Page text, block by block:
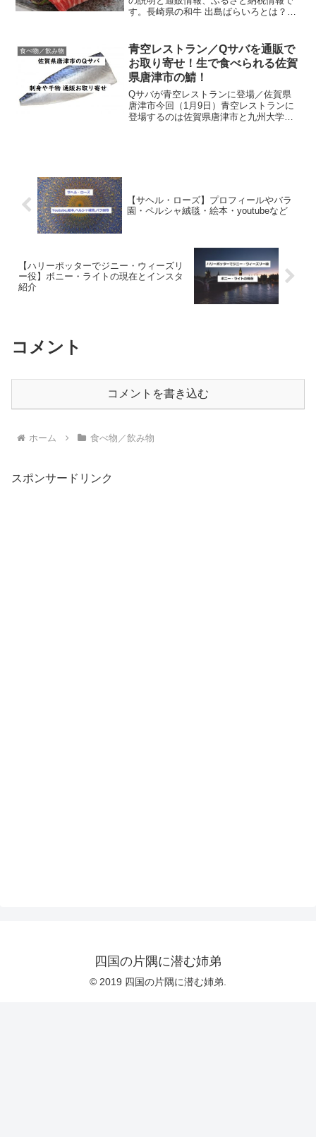
す。長崎県の和牛 出島ばらいろとは？平
一（内閣総理大臣賞受賞）に輝いた長崎
和牛。その中でも長...
食べ物／飲み物
青空レストラン／Qサバを通販で
お取り寄せ！生で食べられる佐賀
県唐津市の鯖！
Qサバが青空レストランに登場／佐賀県
唐津市今回（1月9日）青空レストランに
登場するのは佐賀県唐津市と九州大学が
【サヘル・ローズ】プロフィールやバラ
園・ペルシャ絨毯・絵本・youtubeなど
【ハリーポッターでジニー・ウィーズリ
ー役】ボニー・ライトの現在とインスタ
紹介
コメント
コメントを書き込む
ホーム 食べ物／飲み物
スポンサードリンク
四国の片隅に潜む姉弟
© 2019 四国の片隅に潜む姉弟.